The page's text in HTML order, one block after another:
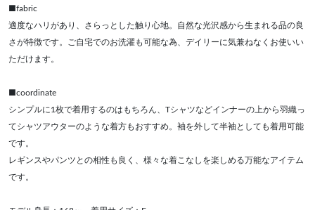
■fabric
適度なハリがあり、さらっとした触り心地。自然な光沢感から生まれる品の良
さが特徴です。ご自宅でのお洗濯も可能な為、デイリーに気兼ねなくお使いい
ただけます。
■coordinate
シンプルに1枚で着用するのはもちろん、Tシャツなどインナーの上から羽織っ
てシャツアウターのような着方もおすすめ。袖を外して半袖としても着用可能
です。
レギンスやパンツとの相性も良く、様々な着こなしを楽しめる万能なアイテム
です。